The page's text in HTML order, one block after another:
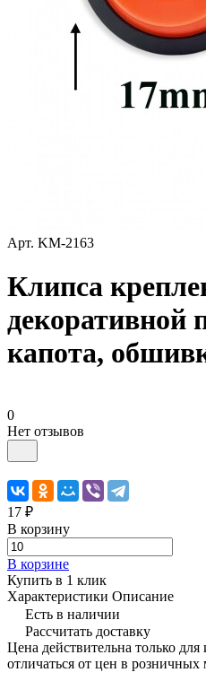
Арт. KM-2163
Клипса
декоративной
капота,
0
Нет отзывов
17 ₽
В корзину
В корзине
Купить в 1 клик
Характеристики Описание
Есть в наличии
Рассчитать доставку
Цена действительна только
отличаться от цен в розничных